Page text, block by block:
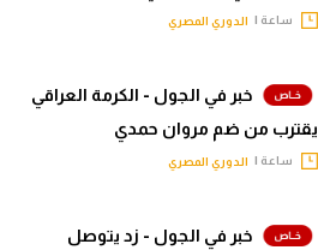
ساعة | الدوري المصري
خبر في الجول - الكرمة العراقي
يقترب من ضم مروان حمدي
ساعة | الدوري المصري
خبر في الجول - زد يتوصل